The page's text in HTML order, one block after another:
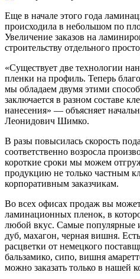
Еще в начале этого года
происходила в небольшом по
Увеличение заказов на
строительству отдельного
«Существует две технологии
пленки на профиль. Теперь
мы обладаем двумя этими
заключается в разном составе
нанесения» — объясняет
Леонидович Шимко.
В разы повысилась скорость
соответственно возросла
короткие сроки мы можем
продукцию не только частным
корпоративным заказчикам.
Во всех офисах продаж вы
ламинационных пленок, в
любой вкус. Самые популярные
дуб, махагон, черная вишня.
расцветки от немецкого
бальзамико, сипо, вишня
можно заказать только в нашей